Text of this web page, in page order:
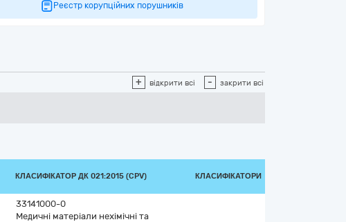
Реєстр корупційних порушників
+ відкрити всі - закрити всі
КЛАСИФІКАТОР ДК 021:2015 (CPV) КЛАСИФІКАТОРИ
33141000-0
Медичні матеріали нехімічні та